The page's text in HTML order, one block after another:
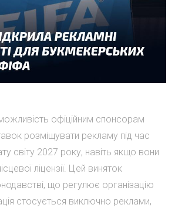
офіційним спонсорам
розміщувати рекламу під час
світу 2027 року, навіть якщо вони
ліцензії. Цей виняток
що регулює організацію
стосується виключно реклами,